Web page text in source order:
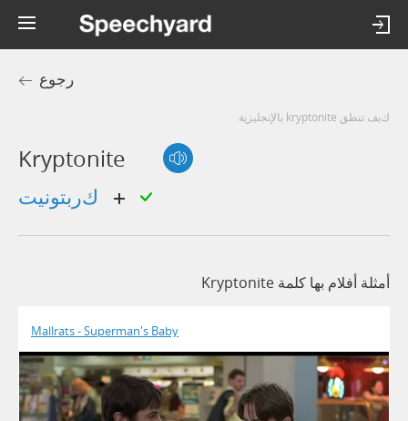
رجوع
كيف تنطق kryptonite بالإنجليزية
Kryptonite
أمثلة أفلام بها كلمة Kryptonite
Mallrats - Superman's Baby